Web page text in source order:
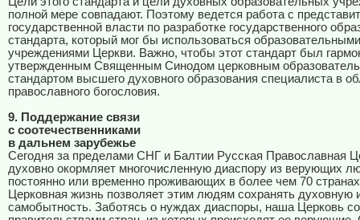
полной мере совпадают. Поэтому ведется работа с
государственной власти по разработке государственного
стандарта, который мог бы использоваться образовательными
учреждениями Церкви. Важно, чтобы этот стандарт был
утвержденным Священным Синодом церковным
стандартом высшего духовного образования специалиста в
православного богословия.
9. Поддержание связи
с соотечественниками
в дальнем зарубежье
Сегодня за пределами СНГ и Балтии Русская Православная
духовно окормляет многочисленную диаспору из верующих
постоянно или временно проживающих в более чем 70
Церковная жизнь позволяет этим людям сохранять духовную
самобытность. Заботясь о нуждах диаспоры, наша Церковь